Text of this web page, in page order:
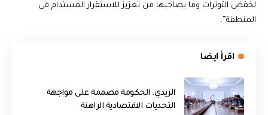
لخفض التوترات وما يصاحبها من تعزيز للاستقرار المستدام في
المنطقة”.
اقرأ ايضا
الزيدي: الحكومة مصممة على مواجهة
التحديات الاقتصادية الراهنة